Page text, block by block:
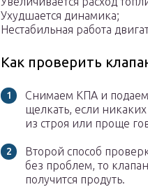
Ухудшается динамика;
Нестабильная работа
Как проверить
Снимаем КПА и
щелкать, если
из строя или проще
Второй способ
без проблем, то
получится продуть.